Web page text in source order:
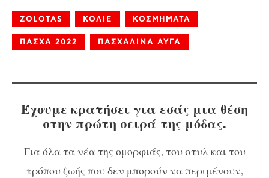
ZOLOTAS ΚΟΛΙΕ ΚΟΣΜΗΜΑΤΑ
ΠΑΣΧΑ 2022 ΠΑΣΧΑΛΙΝΑ ΑΥΓΑ
Έχουμε κρατήσει για εσάς μια θέση
στην πρώτη σειρά της μόδας.
Για όλα τα νέα της ομορφιάς, του στυλ και του
τρόπου ζωής που δεν μπορούν να περιμένουν,